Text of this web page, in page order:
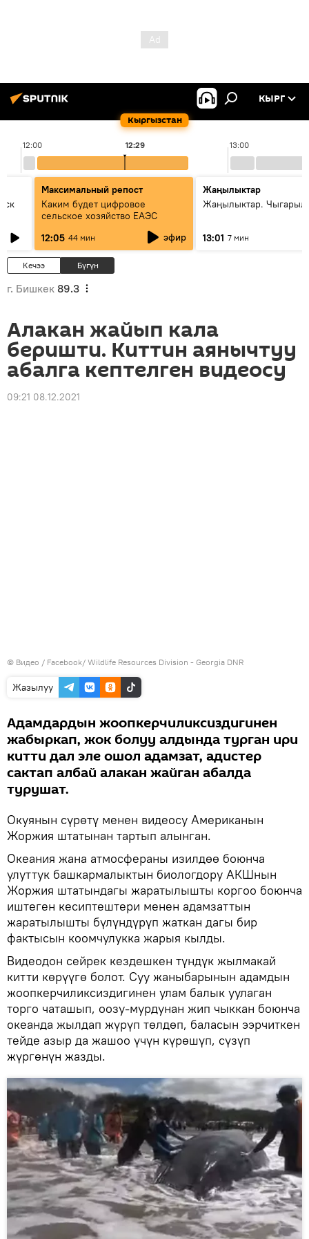
Кыргызстан
КЫРГ
12:00 13:00
12:29
Максимальный репост
Каким будет цифровое
сельское хозяйство ЕАЭС
12:05 44 мин эфир
Жаңылыктар
Жаңылыктар.
13:01 7 мин
Кечээ Бүгүн
г. Бишкек 89.3
Алакан жайып кала
беришти. Киттин аянычтуу
абалга кептелген видеосу
09:21 08.12.2021
© Видео / Facebook/ Wildlife Resources Division - Georgia DNR
Жазылуу
Адамдардын жоопкерчиликсиздигинен
жабыркап, жок болуу алдында турган ири
китти дал эле ошол адамзат, адистер
сактап албай алакан жайган абалда
турушат.
Окуянын сүрөтү менен видеосу Американын
Жоржия штатынан тартып алынган.
Океания жана атмосфераны изилдөө боюнча
улуттук башкармалыктын биологдору АКШнын
Жоржия штатындагы жаратылышты коргоо боюнча
иштеген кесиптештери менен адамзаттын
жаратылышты бүлүндүрүп жаткан дагы бир
фактысын коомчулукка жарыя кылды.
Видеодон сейрек кездешкен түндүк жылмакай
китти көрүүгө болот. Суу жаныбарынын адамдын
жоопкерчиликсиздигинен улам балык уулаган
торго чаташып, оозу-мурдунан жип чыккан боюнча
океанда жылдап жүрүп төлдөп, баласын ээрчиткен
тейде азыр да жашоо үчүн күрөшүп, сүзүп
жүргөнүн жазды.